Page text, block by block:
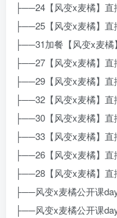
├──24【风变x麦橘】
├──25【风变x麦橘】直
├──31加餐【风变x麦橘
├──27【风变x麦橘】直
├──29【风变x麦橘】直
├──32【风变x麦橘】直
├──30【风变x麦橘】
├──33【风变x麦橘】直
├──26【风变x麦橘】直
├──28【风变x麦橘】
├──风变x麦橘公开课
├──风变x麦橘公开课